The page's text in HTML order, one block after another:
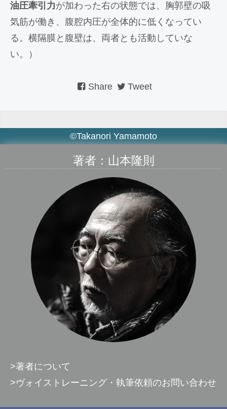
油圧牽引力が加わった右の状態では、胸郭壁の吸
気筋が働き、腹腔内圧が全体的に低くなってい
る。横隔膜と腹壁は、両者とも活動していな
い。）
Share Tweet
©Takanori Yamamoto
著者：山本隆則
>著者について
>ヴォイストレーニング・執筆依頼のお問い合わせ